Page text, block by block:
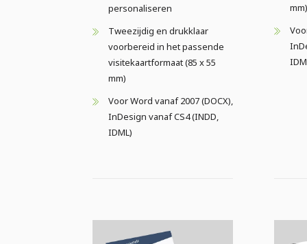
personaliseren
Tweezijdig en drukklaar
voorbereid in het passende
visitekaartformaat (85 x 55
mm)
Voor Word vanaf 2007 (DOCX),
InDesign vanaf CS4 (INDD,
IDML)
mm)